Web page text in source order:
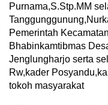
Purnama,S.Stp.MM
Pemerintah
Bhabinkamtibmas
Jenglungharjo serta
Rw,kader
tokoh masyarakat